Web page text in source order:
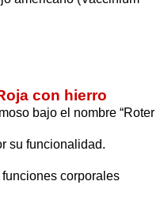
con hierro
bajo el nombre “Roter
su funcionalidad.
corporales